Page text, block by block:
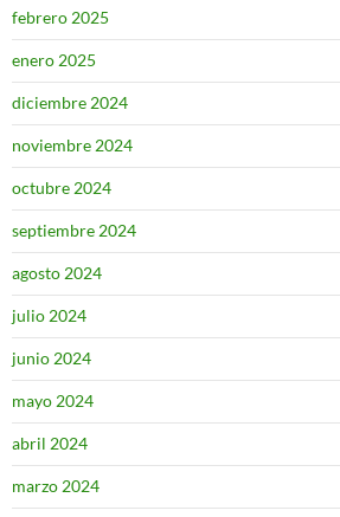
febrero 2025
enero 2025
diciembre 2024
noviembre 2024
octubre 2024
septiembre 2024
agosto 2024
julio 2024
junio 2024
mayo 2024
abril 2024
marzo 2024